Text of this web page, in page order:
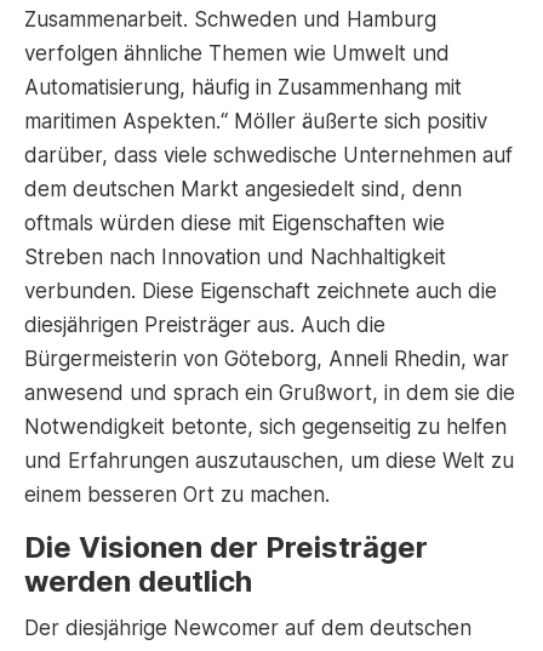
Zusammenarbeit. Schweden und Hamburg
verfolgen ähnliche Themen wie Umwelt und
Automatisierung, häufig in Zusammenhang mit
maritimen Aspekten.“ Möller äußerte sich positiv
darüber, dass viele schwedische Unternehmen auf
dem deutschen Markt angesiedelt sind, denn
oftmals würden diese mit Eigenschaften wie
Streben nach Innovation und Nachhaltigkeit
verbunden. Diese Eigenschaft zeichnete auch die
diesjährigen Preisträger aus. Auch die
Bürgermeisterin von Göteborg, Anneli Rhedin, war
anwesend und sprach ein Grußwort, in dem sie die
Notwendigkeit betonte, sich gegenseitig zu helfen
und Erfahrungen auszutauschen, um diese Welt zu
einem besseren Ort zu machen.
Die Visionen der Preisträger
werden deutlich
Der diesjährige Newcomer auf dem deutschen